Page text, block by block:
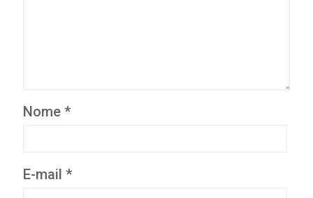
Nome *
E-mail *